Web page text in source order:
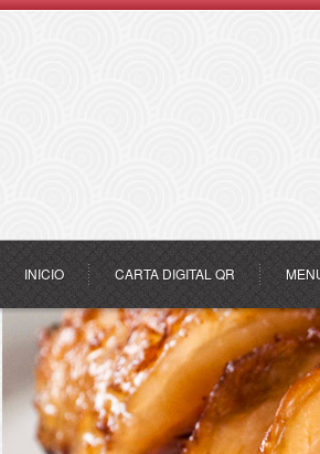
INICIO CARTA DIGITAL QR